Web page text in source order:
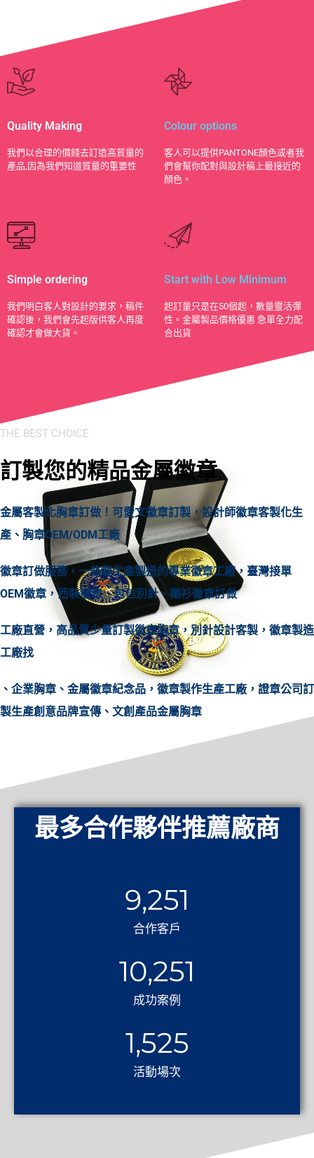
Quality Making
​我們以合理的價錢去訂造高質量的
產品,因為我們知道質量的重要性
Colour options
客人可以提供PANTONE顏色或者我
們會幫你配對與設計稿上最接近的
顏色。
Simple ordering
我們明白客人對設計的要求，稿件
確認後，我們會先起版供客人再度
確認才會做大貨。
Start with Low Minimum
起訂量只是在50個起，數量靈活彈
性。金屬製品價格優惠 急單全力配
合出貨
THE BEST CHOICE
訂製您的精品金屬徽章
金屬客製化胸章訂做！可愛文徽章訂製，設計師徽章客製化生
產、胸章OEM/ODM工廠
徽章訂做服務，一條龍生產製造的專業徽章工廠，臺灣接單
OEM徽章，西裝徽章、包包別針、襯衫徽章訂做
工廠直營，高品質少量訂製徽章胸章，別針設計客製，徽章製造
工廠找
、企業胸章、金屬徽章紀念品，徽章製作生產工廠，證章公司訂
製生產創意品牌宣傳、文創產品金屬胸章
最多合作夥伴推薦廠商
合作客戶
9,251
成功案例
10,251
活動場次
1,525